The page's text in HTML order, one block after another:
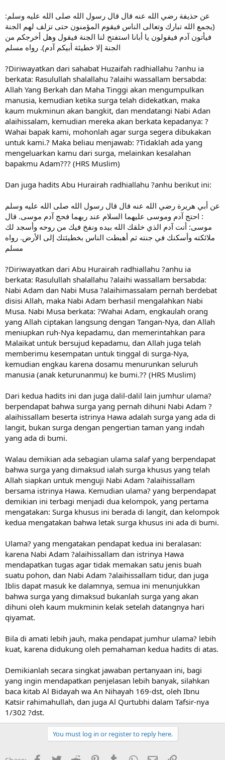
عن حذيفة رضي الله عنه قال قال رسول الله صلى الله عليه وسلم:
(يجمع الله تبارك وتعالى الناس فيقوم المؤمنون حتى تزلف لهم الجنة
فيأتون آدم فيقولون يا أبانا استفتح لنا الجنة فيقول وهل أخرجكم من
الجنة إلا خطيئة أبيكم آدم). رواه مسلم
?Diriwayatkan dari sahabat Huzaifah radhiallahu ?anhu ia
berkata: Rasulullah shalallahu ?alaihi wassallam bersabda:
Allah Yang Berkah dan Maha Tinggi akan mengumpulkan
manusia, kemudian ketika surga telah didekatkan, maka
kaum mukminun akan bangkit, dan mendatangi Nabi Adan
alaihissalam, kemudian mereka akan berkata kepadanya: ?
Wahai bapak kami, mohonlah agar surga segera dibukakan
untuk kami.? Maka beliau menjawab: ?Tidaklah ada yang
mengeluarkan kamu dari surga, melainkan kesalahan
bapakmu Adam??? (HRS Muslim)
Dan juga hadits Abu Hurairah radhiallahu ?anhu berikut ini:
عن أبي هريرة رضي الله عنه قال قال رسول الله صلى الله عليه وسلم
: احتج آدم وموسى عليهما السلام عند ربهما فحج آدم موسى. قال
موسى: أنت آدم الذي خلقك الله بيده ونفخ فيك من روحه وأسجد لك
ملائكته وأسكنك في جنته ثم أهبطت الناس بخطيئتك إلى الأرض. رواه
مسلم
?Diriwayatkan dari Abu Hurairah radhiallahu ?anhu ia
berkata: Rasulullah shalallahu ?alaihi wassallam bersabda:
Nabi Adam dan Nabi Musa ?alaihimassalam pernah berdebat
disisi Allah, maka Nabi Adam berhasil mengalahkan Nabi
Musa. Nabi Musa berkata: ?Wahai Adam, engkaulah orang
yang Allah ciptakan langsung dengan Tangan-Nya, dan Allah
meniupkan ruh-Nya kepadamu, dan memerintahkan para
Malaikat untuk bersujud kepadamu, dan Allah juga telah
memberimu kesempatan untuk tinggal di surga-Nya,
kemudian engkau karena dosamu menurunkan seluruh
manusia (anak keturunanmu) ke bumi.?? (HRS Muslim)
Dari kedua hadits ini dan juga dalil-dalil lain jumhur ulama?
berpendapat bahwa surga yang pernah dihuni Nabi Adam ?
alaihissallam beserta istrinya Hawa adalah surga yang ada di
langit, bukan surga dengan pengertian taman yang indah
yang ada di bumi.
Walau demikian ada sebagian ulama salaf yang berpendapat
bahwa surga yang dimaksud ialah surga khusus yang telah
Allah siapkan untuk menguji Nabi Adam ?alaihissallam
bersama istrinya Hawa. Kemudian ulama? yang berpendapat
demikian ini terbagi menjadi dua kelompok, yang pertama
mengatakan: Surga khusus ini berada di langit, dan kelompok
kedua mengatakan bahwa letak surga khusus ini ada di bumi.
Ulama? yang mengatakan pendapat kedua ini beralasan:
karena Nabi Adam ?alaihissallam dan istrinya Hawa
mendapatkan tugas agar tidak memakan satu jenis buah
suatu pohon, dan Nabi Adam ?alaihissallam tidur, dan juga
Iblis dapat masuk ke dalamnya, semua ini menunjukkan
bahwa surga yang dimaksud bukanlah surga yang akan
dihuni oleh kaum mukminin kelak setelah datangnya hari
qiyamat.
Bila di amati lebih jauh, maka pendapat jumhur ulama? lebih
kuat, karena didukung oleh pemahaman kedua hadits di atas.
Demikianlah secara singkat jawaban pertanyaan ini, bagi
yang ingin mendapatkan penjelasan lebih banyak, silahkan
baca kitab Al Bidayah wa An Nihayah 169-dst, oleh Ibnu
Katsir rahimahullah, dan juga Al Qurtubhi dalam Tafsir-nya
1/302 ?dst.
You must log in or register to reply here.